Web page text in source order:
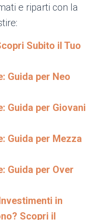
e riparti con la
Subito il Tuo
Guida per Neo
Guida per Giovani
Guida per Mezza
Guida per Over
in
Scopri il